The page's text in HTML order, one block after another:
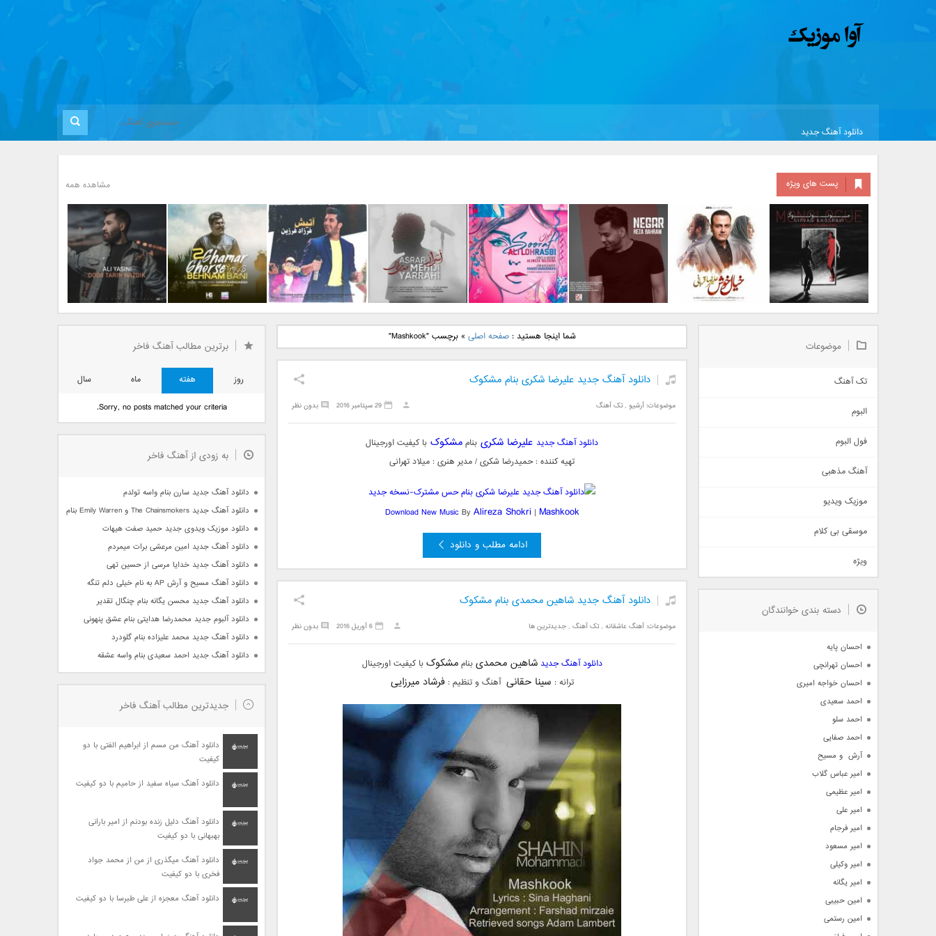
دانلود آهنگ جدید
پست های ویژه مشاهده همه
خسروی بنام مونولوگ
دانلود آهنگ جدید علیرضا
دانلود آهنگ جدید رضا
دانلود آهنگ جدید علی
لهراسبی بنام صورت
دانلود آهنگ جدید مهدی
یراحی بنام اسرار
دانلود آهنگ جدید فرزاد
بانی بنام قرص قمر 2
یاسینی بنام دورترین نزدیک
شما اینجا هستید :صفحه اصلی »برچسب "Mashkook"
دانلود آهنگ جدید علیرضا شکری بنام مشکوک
موضوعات:آرشیو ,تک آهنگ بدون نظر 29 سپتامبر 2016
دانلود آهنگ جدید علیرضا شکری بناممشکوک با کیفیت اورجینال
تهیه کننده : حمیدرضا شکری / مدیر هنری : میلاد تهرانی
Download New MusicByAlireza Shokri | Mashkook
ادامه مطلب و دانلود
دانلود آهنگ جدید شاهین محمدی بنام مشکوک
موضوعات:آهنگ عاشقانه ,تک آهنگ ,جدیدترین ها بدون نظر 6 آوریل 2016
دانلود آهنگ جدید شاهین محمدیبناممشکوکبا کیفیت اورجینال
ترانه : سینا حقانی آهنگ و تنظیم :فرشاد میرزایی
برترین مطالب آهنگ فاخر
روز هفته ماه
سال
Sorry, no posts matched your criteria.
به زودی از آهنگ فاخر
دانلود آهنگ جدید سارن بنام واسه تولدم
دانلود آهنگ جدید The Chainsmokers و Emily Warren بنام Side Effects
دانلود موزیک ویدوی جدید حمید صفت هیهات
دانلود آهنگ جدید امین مرعشی برات میمردم
دانلود آهنگ جدید خدایا مرسی از حسین تهی
دانلود آهنگ مسیح و آرش AP به نام خیلی دلم تنگه
دانلود آهنگ جدید محسن یگانه بنام چنگال تقدیر
دانلود آلبوم جدید محمدرضا هدایتی بنام عشق پنهونی
دانلود آهنگ جدید محمد علیزاده بنام گلودرد
دانلود آهنگ جدید احمد سعیدی بنام واسه عشقه
جدیدترین مطالب آهنگ فاخر
دانلود آهنگ من مسم از ابراهیم الفتی با دو
کیفیت
دانلود آهنگ سیاه سفید از حامیم با دو کیفیت
دانلود آهنگ دلیل زنده بودنم از امیر بارانی
بهبهانی با دو کیفیت
دانلود آهنگ میگذری از من از محمد جواد
فخری با دو کیفیت
دانلود آهنگ معجزه از علی طبرسا با دو کیفیت
موضوعات
تک آهنگ
اجتماعی
حماسی
سنتی
اهنگ بندرعباسی
دمو
مذهبی
جدیدترین ها
البوم
فول البوم
آهنگ مذهبی
موزیک ویدیو
موسقی بی کلام
ویژه
دسته بندی خوانندگان
احسان پایه
احسان تهرانچی
احسان خواجه امیری
احمد سعیدی
احمد سلو
احمد صفایی
آرش  و مسیح
امیر عباس گلاب
امیر عظیمی
امیر علی
امیر فرجام
امیر مسعود
امیر وکیلی
امیر یگانه
امین حبیبی
امین رستمی